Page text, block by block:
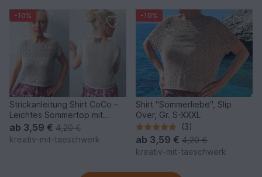
-10%
Strickanleitung Shirt CoCo –
Leichtes Sommertop mit
Lochmuster
ab 3,59 € 4,20 €
kreativ-mit-taeschwerk
-10%
Shirt "Sommerliebe", Slip
Over, Gr. S-XXXL
(3)
ab 3,59 € 4,20 €
kreativ-mit-taeschwerk